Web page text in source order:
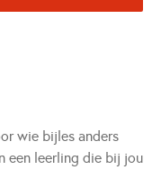
wie bijles anders
een leerling die bij jou